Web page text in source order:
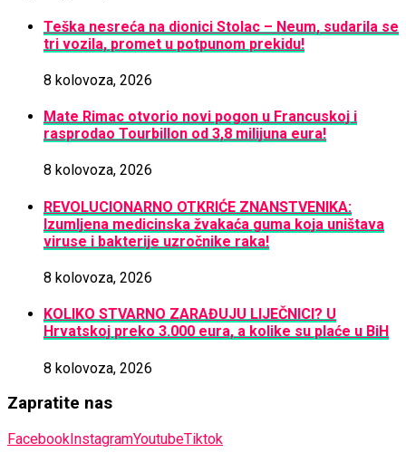
Teška nesreća na dionici Stolac – Neum, sudarila se
tri vozila, promet u potpunom prekidu!
8 kolovoza, 2026
Mate Rimac otvorio novi pogon u Francuskoj i
rasprodao Tourbillon od 3,8 milijuna eura!
8 kolovoza, 2026
REVOLUCIONARNO OTKRIĆE ZNANSTVENIKA:
Izumljena medicinska žvakaća guma koja uništava
viruse i bakterije uzročnike raka!
8 kolovoza, 2026
KOLIKO STVARNO ZARAĐUJU LIJEČNICI? U
Hrvatskoj preko 3.000 eura, a kolike su plaće u BiH
8 kolovoza, 2026
Zapratite nas
FacebookInstagramYoutubeTiktok